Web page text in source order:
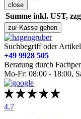
close
Summe inkl. UST,
zur Kasse gehen
Suchbegriff oder
+49 9928 505
Beratung durch
Mo-Fr: 08:00 - 18:00,
4.7